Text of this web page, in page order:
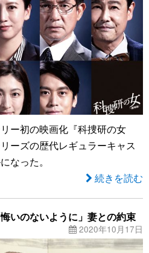
ー初の映画化『科捜研の女
ーズの歴代レギュラーキャス
なった。
続きを読む
いのないように」妻との約束
2020年10月17日